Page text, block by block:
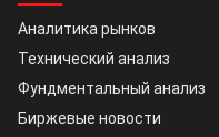
Аналитика рынков
Технический анализ
Фундментальный анализ
Биржевые новости